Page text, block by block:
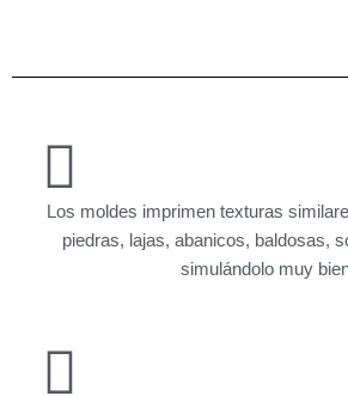
Los moldes imprimen texturas
piedras, lajas, abanicos, baldosas,
simulándolo muy